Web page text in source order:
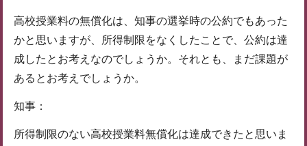
高校授業料の無償化は、知事の選挙時の公約でもあった
かと思いますが、所得制限をなくしたことで、公約は達
成したとお考えなのでしょうか。それとも、まだ課題が
あるとお考えでしょうか。
知事：
所得制限のない高校授業料無償化は達成できたと思いま